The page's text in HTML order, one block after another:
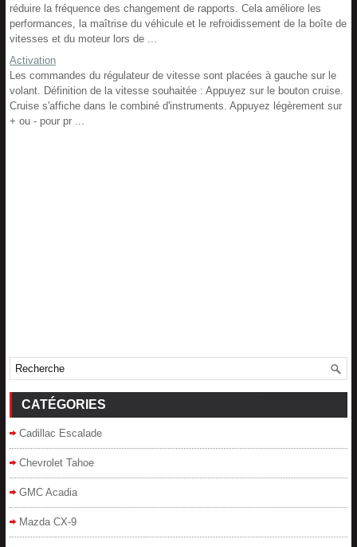
réduire la fréquence des changement de rapports. Cela améliore les
performances, la maîtrise du véhicule et le refroidissement de la boîte de
vitesses et du moteur lors de ...
Activation
Les commandes du régulateur de vitesse sont placées à gauche sur le
volant. Définition de la vitesse souhaitée : Appuyez sur le bouton cruise.
Cruise s'affiche dans le combiné d'instruments. Appuyez légèrement sur
+ ou - pour pr ...
CATÉGORIES
Cadillac Escalade
Chevrolet Tahoe
GMC Acadia
Mazda CX-9